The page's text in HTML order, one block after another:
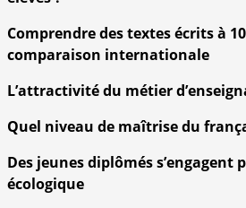
Comprendre des textes écrits à
comparaison internationale
L’attractivité du métier
Quel niveau de maîtrise du
Des jeunes diplômés
écologique